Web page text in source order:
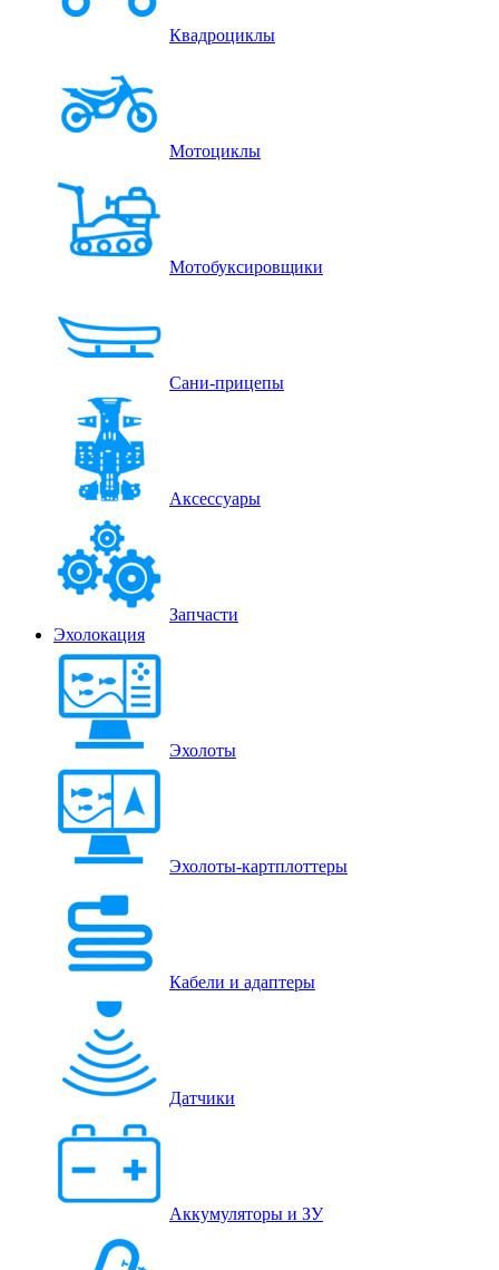
Квадроциклы
Мотоциклы
Мотобуксировщики
Сани-прицепы
Аксессуары
Запчасти
Эхолокация
Эхолоты
Эхолоты-картплоттеры
Кабели и адаптеры
Датчики
Аккумуляторы и ЗУ